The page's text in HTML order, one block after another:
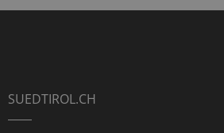
SUEDTIROL.CH